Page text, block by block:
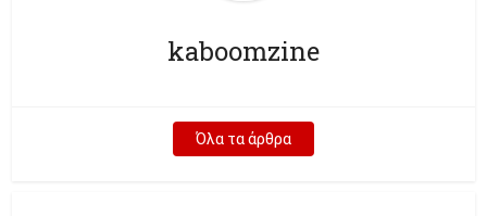
kaboomzine
Όλα τα άρθρα